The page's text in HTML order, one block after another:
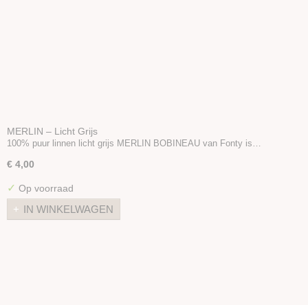
MERLIN – Licht Grijs
100% puur linnen licht grijs MERLIN BOBINEAU van Fonty is…
€ 4,00
✓ Op voorraad
IN WINKELWAGEN